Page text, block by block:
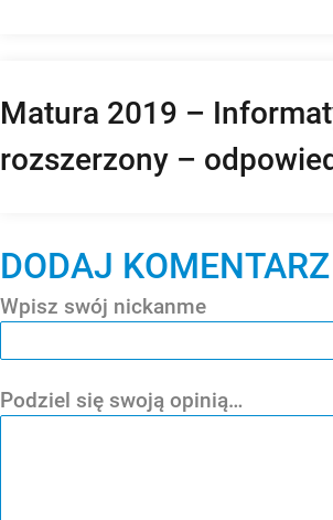
Matura 2019 –
rozszerzony –
DODAJ KOMENTARZ
Wpisz swój nickanme
Podziel się swoją opinią…